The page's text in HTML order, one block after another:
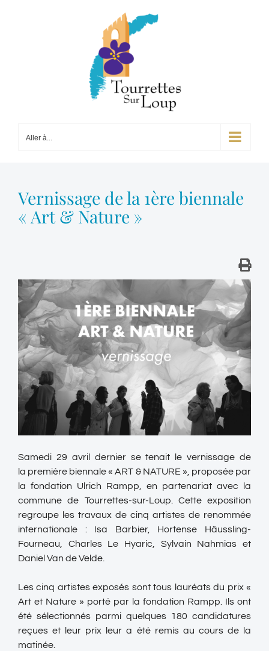
Aller à...
Vernissage de la 1ère biennale
« Art & Nature »
Samedi 29 avril dernier se tenait le vernissage de
la première biennale « ART & NATURE », proposée par
la fondation Ulrich Rampp, en partenariat avec la
commune de Tourrettes-sur-Loup. Cette exposition
regroupe les travaux de cinq artistes de renommée
internationale : Isa Barbier, Hortense Häussling-
Fourneau, Charles Le Hyaric, Sylvain Nahmias et
Daniel Van de Velde.
Les cinq artistes exposés sont tous lauréats du prix «
Art et Nature » porté par la fondation Rampp. Ils ont
été sélectionnés parmi quelques 180 candidatures
reçues et leur prix leur a été remis au cours de la
matinée.